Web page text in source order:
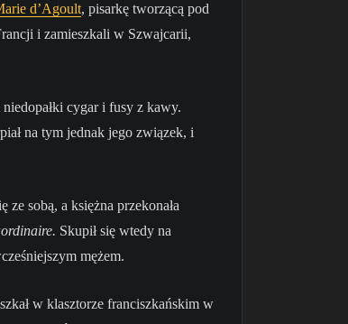
d’Agoult, pisarkę tworzącą pod
i zamieszkali w Szwajcarii,
cygar i fusy z kawy.
na tym jednak jego związek, i
sobą, a księżna przekonała
Skupił się wtedy na
mężem.
w klasztorze franciszkańskim w